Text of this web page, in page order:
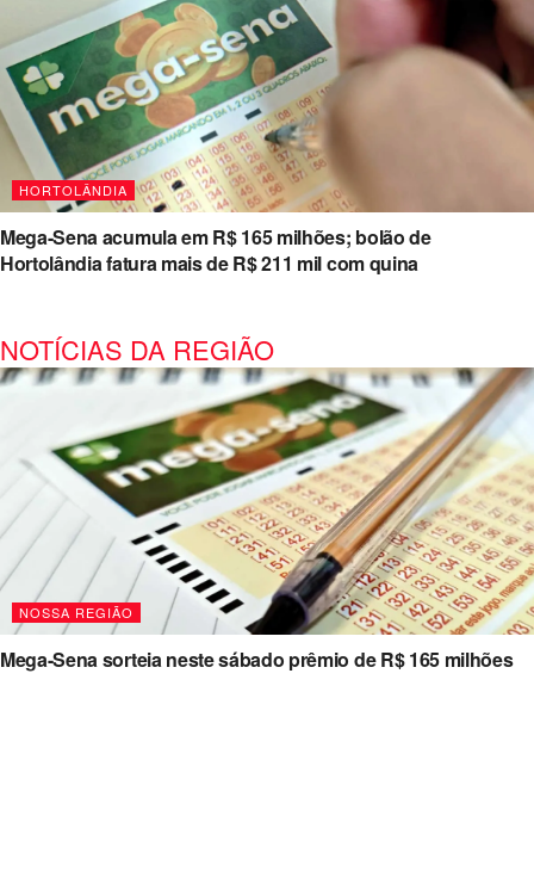
HORTOLÂNDIA
Mega-Sena acumula em R$ 165 milhões; bolão de
Hortolândia fatura mais de R$ 211 mil com quina
NOTÍCIAS DA REGIÃO
NOSSA REGIÃO
Mega-Sena sorteia neste sábado prêmio de R$ 165 milhões